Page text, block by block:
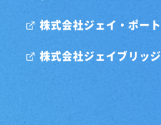
株式会社ジェイ・ポート
株式会社ジェイブリッジ